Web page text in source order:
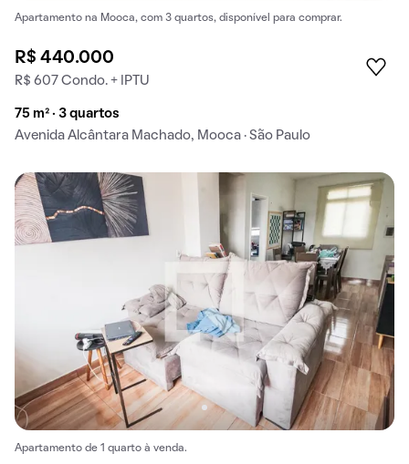
Apartamento na Mooca, com 3 quartos, disponível para comprar.
R$ 440.000
R$ 607 Condo. + IPTU
75 m² · 3 quartos
Avenida Alcântara Machado, Mooca · São Paulo
Apartamento de 1 quarto à venda.